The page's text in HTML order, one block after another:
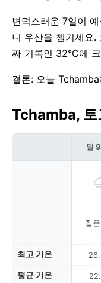
변덕스러운 7일이
니 우산을 챙기세요
짜 기록인 32°C에
결론: 오늘
Tchamba,
최고 기온
평균 기온
일
짙